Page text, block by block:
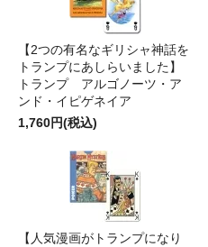
【2つの有名なギリシャ神話を
トランプにあしらいました】
トランプ アルゴノーツ・ア
ンド・イピゲネイア
1,760円(税込)
【人気漫画がトランプになり